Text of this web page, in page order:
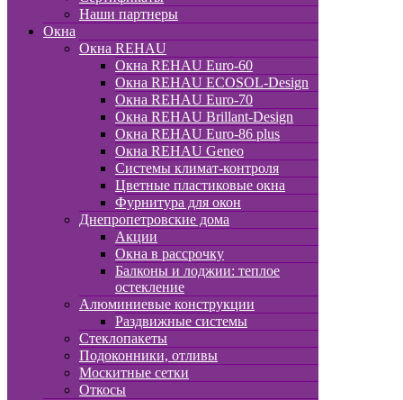
Наши партнеры
Окна
Окна REHAU
Окна REHAU Euro-60
Окна REHAU ECOSOL-Design
Окна REHAU Euro-70
Окна REHAU Brillant-Design
Окна REHAU Euro-86 plus
Окна REHAU Geneo
Системы климат-контроля
Цветные пластиковые окна
Фурнитура для окон
Днепропетровские дома
Акции
Окна в рассрочку
Балконы и лоджии: теплое
остекление
Алюминиевые конструкции
Раздвижные системы
Стеклопакеты
Подоконники, отливы
Москитные сетки
Откосы